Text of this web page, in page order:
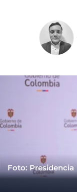
Foto: Presidencia